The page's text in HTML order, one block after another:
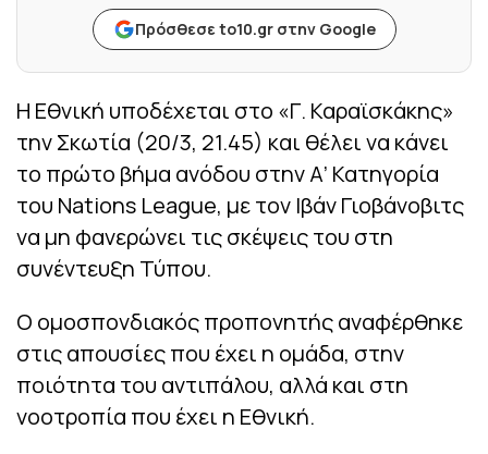
Πρόσθεσε to10.gr στην Google
Η Εθνική υποδέχεται στο «Γ. Καραϊσκάκης»
την Σκωτία (20/3, 21.45) και θέλει να κάνει
το πρώτο βήμα ανόδου στην Α’ Κατηγορία
του Nations League, με τον Ιβάν Γιοβάνοβιτς
να μη φανερώνει τις σκέψεις του στη
συνέντευξη Τύπου.
Ο ομοσπονδιακός προπονητής αναφέρθηκε
στις απουσίες που έχει η ομάδα, στην
ποιότητα του αντιπάλου, αλλά και στη
νοοτροπία που έχει η Εθνική.